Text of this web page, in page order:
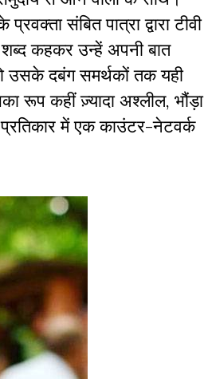
संबित पात्रा द्वारा टीवी
कहकर उन्हें अपनी बात
उसके दबंग समर्थकों तक यही
रूप कहीं ज़्यादा अश्लील, भौंड़ा
में एक काउंटर-नेटवर्क